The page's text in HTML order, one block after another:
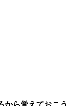
から覚えておこう